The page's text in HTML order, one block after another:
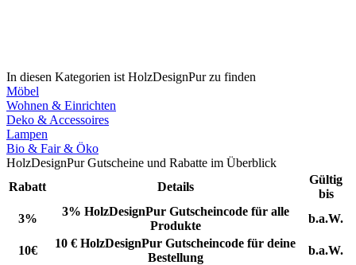
In diesen Kategorien ist HolzDesignPur zu finden
Möbel
Wohnen & Einrichten
Deko & Accessoires
Lampen
Bio & Fair & Öko
HolzDesignPur Gutscheine und Rabatte im Überblick
Rabatt
Details
Gültig
bis
3%
3% HolzDesignPur Gutscheincode für alle
Produkte
b.a.W.
10€
10 € HolzDesignPur Gutscheincode für deine
Bestellung
b.a.W.